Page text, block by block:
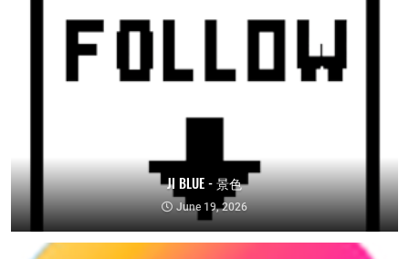
JI BLUE - 景色
June 19, 2026